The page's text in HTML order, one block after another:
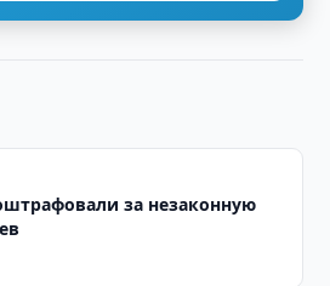
за незаконную